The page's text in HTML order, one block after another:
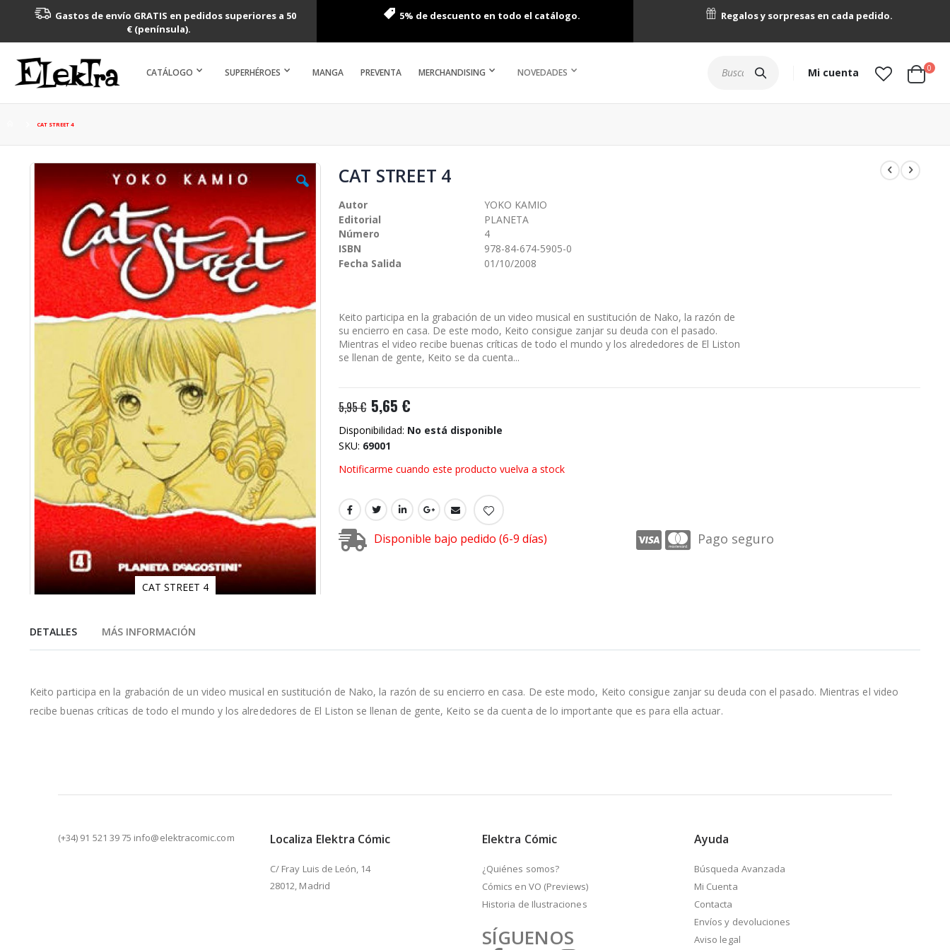
Gastos de envío GRATIS en pedidos superiores a 50
€ (península).
5% de descuento en todo el catálogo. Regalos y sorpresas en cada pedido.
CATÁLOGO SUPERHÉROES MANGA PREVENTA MERCHANDISING NOVEDADES Mi cuenta Cart
0
CAT STREET 4
Saltar
galería
imágenes
CAT STREET 4
comienzo
la
imágenes
CAT STREET 4
Autor
YOKO KAMIO
Editorial
PLANETA
Número
4
ISBN
978-84-674-5905-0
Fecha Salida
01/10/2008
Keito participa en la grabación de un video musical en sustitución de Nako, la razón de
su encierro en casa. De este modo, Keito consigue zanjar su deuda con el pasado.
Mientras el video recibe buenas críticas de todo el mundo y los alrededores de El Liston
se llenan de gente, Keito se da cuenta...
5,95 € 5,65 €
Disponibilidad: No está disponible
SKU 69001
Notificarme cuando este producto vuelva a stock
Disponible bajo pedido (6-9 días) Pago seguro
DETALLES
Keito participa en la grabación de un video musical en sustitución de Nako, la razón de su encierro en casa. De este modo, Keito consigue zanjar su deuda con el pasado. Mientras el video
recibe buenas críticas de todo el mundo y los alrededores de El Liston se llenan de gente, Keito se da cuenta de lo importante que es para ella actuar.
MÁS INFORMACIÓN
(+34) 91 521 39 75 info@elektracomic.com Localiza Elektra Cómic
C/ Fray Luis de León, 14
28012, Madrid
Elektra Cómic
¿Quiénes somos?
Cómics en VO (Previews)
Historia de Ilustraciones
SÍGUENOS
Ayuda
Búsqueda Avanzada
Mi Cuenta
Contacta
Envíos y devoluciones
Aviso legal